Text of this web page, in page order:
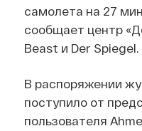
самолета на 27
сообщает центр
Beast и Der Spiegel.
В распоряжении
поступило от
пользователя